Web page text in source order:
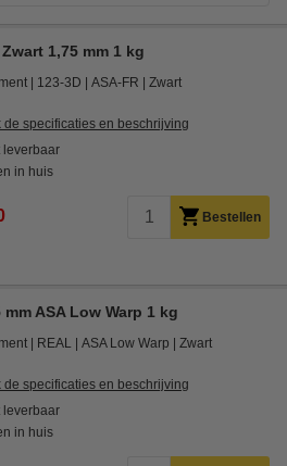
1,75 mm 1 kg
123-3D ASA-FR Zwart
de specificaties en beschrijving
leverbaar
in huis
Bestellen
ASA Low Warp 1 kg
REAL ASA Low Warp Zwart
de specificaties en beschrijving
leverbaar
in huis